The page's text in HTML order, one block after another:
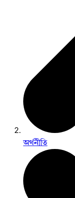
অর্থনীতি